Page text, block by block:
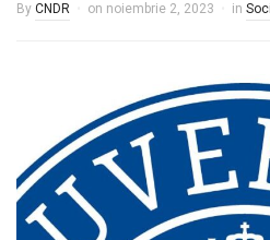
By CNDR on noiembrie 2, 2023 in